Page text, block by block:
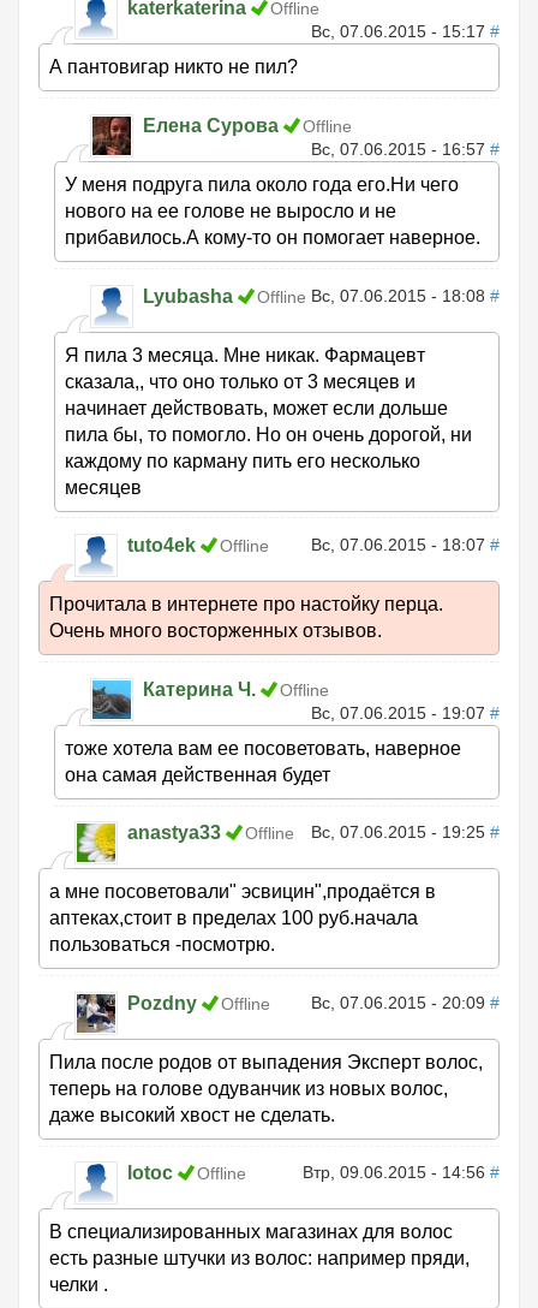
katerkaterina
Offline
Вс, 07.06.2015 - 15:17 #
А пантовигар никто не пил?
Елена Сурова
Offline
Вс, 07.06.2015 - 16:57 #
У меня подруга пила около года его.Ни чего
нового на ее голове не выросло и не
прибавилось.А кому-то он помогает наверное.
Lyubasha Offline Вс, 07.06.2015 - 18:08 #
Я пила 3 месяца. Мне никак. Фармацевт
сказала,, что оно только от 3 месяцев и
начинает действовать, может если дольше
пила бы, то помогло. Но он очень дорогой, ни
каждому по карману пить его несколько
месяцев
tuto4ek Offline Вс, 07.06.2015 - 18:07 #
Прочитала в интернете про настойку перца.
Очень много восторженных отзывов.
Катерина Ч.
Offline
Вс, 07.06.2015 - 19:07 #
тоже хотела вам ее посоветовать, наверное
она самая действенная будет
anastya33 Offline Вс, 07.06.2015 - 19:25 #
а мне посоветовали" эсвицин",продаётся в
аптеках,стоит в пределах 100 руб.начала
пользоваться -посмотрю.
Pozdny Offline Вс, 07.06.2015 - 20:09 #
Пила после родов от выпадения Эксперт волос,
теперь на голове одуванчик из новых волос,
даже высокий хвост не сделать.
lotoc Offline Втр, 09.06.2015 - 14:56 #
В специализированных магазинах для волос
есть разные штучки из волос: например пряди,
челки .